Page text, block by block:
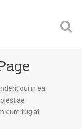
qui in ea
eum fugiat